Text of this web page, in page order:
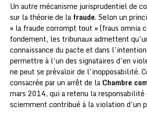
Un autre mécanisme jurisprudentiel de
sur la théorie de la fraude. Selon un
« la fraude corrompt tout » (fraus omnia
fondement, les tribunaux admettent
connaissance du pacte et dans
permettre à l’un des signataires d’en
ne peut se prévaloir de l’inopposabilité.
consacrée par un arrêt de la Chambre
mars 2014, qui a retenu la responsabilité
sciemment contribué à la violation d’un